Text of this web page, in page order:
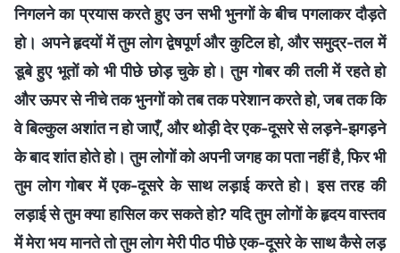
निगलने का प्रयास करते हुए उन सभी भुनगों के बीच पगलाकर दौड़ते
हो। अपने हृदयों में तुम लोग द्वेषपूर्ण और कुटिल हो, और समुद्र-तल में
डूबे हुए भूतों को भी पीछे छोड़ चुके हो। तुम गोबर की तली में रहते हो
और ऊपर से नीचे तक भुनगों को तब तक परेशान करते हो, जब तक कि
वे बिल्कुल अशांत न हो जाएँ, और थोड़ी देर एक-दूसरे से लड़ने-झगड़ने
के बाद शांत होते हो। तुम लोगों को अपनी जगह का पता नहीं है, फिर भी
तुम लोग गोबर में एक-दूसरे के साथ लड़ाई करते हो। इस तरह की
लड़ाई से तुम क्या हासिल कर सकते हो? यदि तुम लोगों के हृदय वास्तव
में मेरा भय मानते तो तुम लोग मेरी पीठ पीछे एक-दूसरे के साथ कैसे लड़